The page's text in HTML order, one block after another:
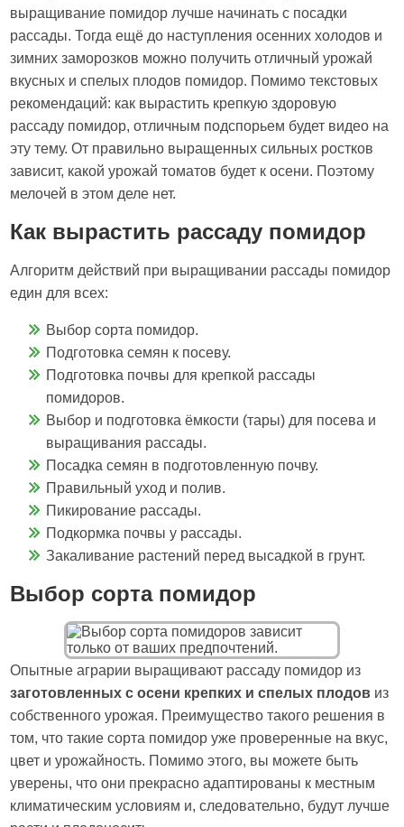
выращивание помидор лучше начинать с посадки
рассады. Тогда ещё до наступления осенних холодов и
зимних заморозков можно получить отличный урожай
вкусных и спелых плодов помидор. Помимо текстовых
рекомендаций: как вырастить крепкую здоровую
рассаду помидор, отличным подспорьем будет видео на
эту тему. От правильно выращенных сильных ростков
зависит, какой урожай томатов будет к осени. Поэтому
мелочей в этом деле нет.
Как вырастить рассаду помидор
Алгоритм действий при выращивании рассады помидор
един для всех:
Выбор сорта помидор.
Подготовка семян к посеву.
Подготовка почвы для крепкой рассады
помидоров.
Выбор и подготовка ёмкости (тары) для посева и
выращивания рассады.
Посадка семян в подготовленную почву.
Правильный уход и полив.
Пикирование рассады.
Подкормка почвы у рассады.
Закаливание растений перед высадкой в грунт.
Выбор сорта помидор
Опытные аграрии выращивают рассаду помидор из
заготовленных с осени крепких и спелых плодов из
собственного урожая. Преимущество такого решения в
том, что такие сорта помидор уже проверенные на вкус,
цвет и урожайность. Помимо этого, вы можете быть
уверены, что они прекрасно адаптированы к местным
климатическим условиям и, следовательно, будут лучше